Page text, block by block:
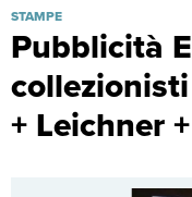
Pubblicità
+ Leichner
Pubblicità Epoca per
STAMPE